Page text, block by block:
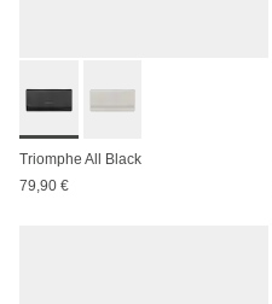
Triomphe All Black
79,90 €